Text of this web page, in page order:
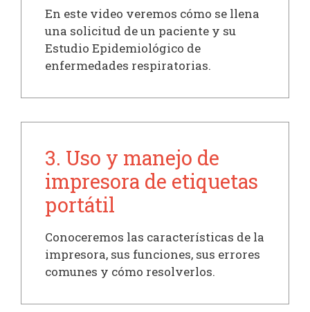
En este video veremos cómo se llena
una solicitud de un paciente y su
Estudio Epidemiológico de
enfermedades respiratorias.
3. Uso y manejo de
impresora de etiquetas
portátil
Conoceremos las características de la
impresora, sus funciones, sus errores
comunes y cómo resolverlos.